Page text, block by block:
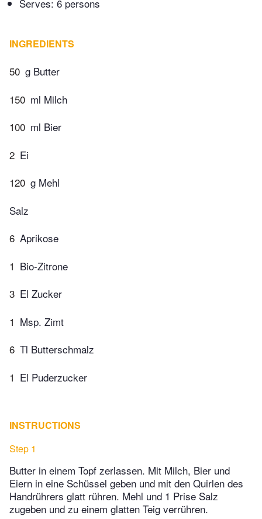
Serves: 6 persons
INGREDIENTS
50 g Butter
150 ml Milch
100 ml Bier
2 Ei
120 g Mehl
Salz
6 Aprikose
1 Bio-Zitrone
3 El Zucker
1 Msp. Zimt
6 Tl Butterschmalz
1 El Puderzucker
INSTRUCTIONS
Step 1
Butter in einem Topf zerlassen. Mit Milch, Bier und
Eiern in eine Schüssel geben und mit den Quirlen des
Handrührers glatt rühren. Mehl und 1 Prise Salz
zugeben und zu einem glatten Teig verrühren.